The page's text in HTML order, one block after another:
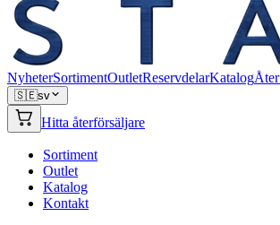
NyheterSortimentOutletReservdelarKatalog
🇸🇪sv
Hitta återförsäljare
Sortiment
Outlet
Katalog
Kontakt